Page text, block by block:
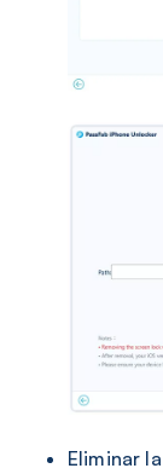
Eliminar